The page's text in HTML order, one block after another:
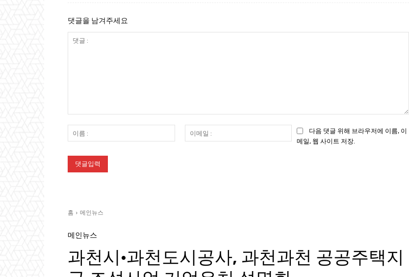
댓글을 남겨주세요
:
름
이
메
다음 댓글 위해 브라우저에 이름, 이
메일, 웹 사이트 저장.